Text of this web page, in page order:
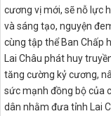
cương vị mới, sẽ nỗ lực
và sáng tạo, nguyện
cùng tập thể Ban Chấp
Lai Châu phát huy
tăng cường kỷ cương,
sức mạnh đồng bộ của
dân nhằm đưa tỉnh Lai